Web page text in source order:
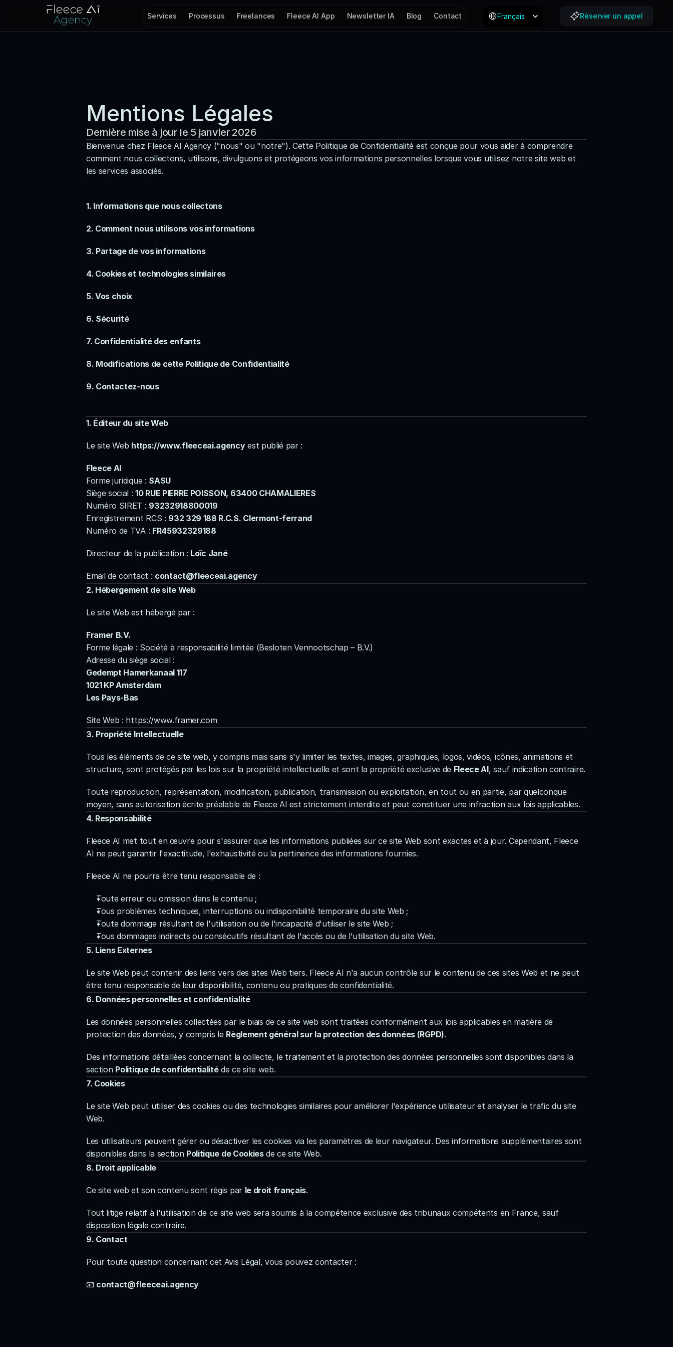
Services Processus Freelances Fleece AI App Newsletter IA Blog Contact Français Réserver un appel
Mentions Légales
Dernière mise à jour le 5 janvier 2026
Bienvenue chez Fleece AI Agency ("nous" ou "notre"). Cette Politique de Confidentialité est conçue pour vous aider à comprendre
comment nous collectons, utilisons, divulguons et protégeons vos informations personnelles lorsque vous utilisez notre site web et
les services associés.
1. Informations que nous collectons
2. Comment nous utilisons vos informations
3. Partage de vos informations
4. Cookies et technologies similaires
5. Vos choix
6. Sécurité
7. Confidentialité des enfants
8. Modifications de cette Politique de Confidentialité
9. Contactez-nous
1. Éditeur du site Web
Le site Web https://www.fleeceai.agency est publié par :
Fleece AI
Forme juridique : SASU
Siège social : 10 RUE PIERRE POISSON, 63400 CHAMALIERES
Numéro SIRET : 93232918800019
Enregistrement RCS : 932 329 188 R.C.S. Clermont-ferrand
Numéro de TVA : FR45932329188
Directeur de la publication : Loïc Jané
Email de contact : contact@fleeceai.agency
2. Hébergement de site Web
Le site Web est hébergé par :
Framer B.V.
Forme légale : Société à responsabilité limitée (Besloten Vennootschap – B.V.)
Adresse du siège social :
Gedempt Hamerkanaal 117
1021 KP Amsterdam
Les Pays-Bas
Site Web : https://www.framer.com
3. Propriété Intellectuelle
Tous les éléments de ce site web, y compris mais sans s'y limiter les textes, images, graphiques, logos, vidéos, icônes, animations et
structure, sont protégés par les lois sur la propriété intellectuelle et sont la propriété exclusive de Fleece AI, sauf indication contraire.
Toute reproduction, représentation, modification, publication, transmission ou exploitation, en tout ou en partie, par quelconque
moyen, sans autorisation écrite préalable de Fleece AI est strictement interdite et peut constituer une infraction aux lois applicables.
4. Responsabilité
Fleece AI met tout en œuvre pour s'assurer que les informations publiées sur ce site Web sont exactes et à jour. Cependant, Fleece
AI ne peut garantir l'exactitude, l'exhaustivité ou la pertinence des informations fournies.
Fleece AI ne pourra être tenu responsable de :
Toute erreur ou omission dans le contenu ;
Tous problèmes techniques, interruptions ou indisponibilité temporaire du site Web ;
Toute dommage résultant de l'utilisation ou de l'incapacité d'utiliser le site Web ;
Tous dommages indirects ou consécutifs résultant de l'accès ou de l'utilisation du site Web.
5. Liens Externes
Le site Web peut contenir des liens vers des sites Web tiers. Fleece AI n'a aucun contrôle sur le contenu de ces sites Web et ne peut
être tenu responsable de leur disponibilité, contenu ou pratiques de confidentialité.
6. Données personnelles et confidentialité
Les données personnelles collectées par le biais de ce site web sont traitées conformément aux lois applicables en matière de
protection des données, y compris le Règlement général sur la protection des données (RGPD).
Des informations détaillées concernant la collecte, le traitement et la protection des données personnelles sont disponibles dans la
section Politique de confidentialité de ce site web.
7. Cookies
Le site Web peut utiliser des cookies ou des technologies similaires pour améliorer l'expérience utilisateur et analyser le trafic du site
Web.
Les utilisateurs peuvent gérer ou désactiver les cookies via les paramètres de leur navigateur. Des informations supplémentaires sont
disponibles dans la section Politique de Cookies de ce site Web.
8. Droit applicable
Ce site web et son contenu sont régis par le droit français.
Tout litige relatif à l'utilisation de ce site web sera soumis à la compétence exclusive des tribunaux compétents en France, sauf
disposition légale contraire.
9. Contact
Pour toute question concernant cet Avis Légal, vous pouvez contacter :
📧 contact@fleeceai.agency